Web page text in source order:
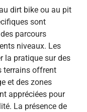
dirt bike ou au pit
sont
parcours
niveaux. Les
la pratique sur des
terrains offrent
et des zones
appréciées pour
La présence de